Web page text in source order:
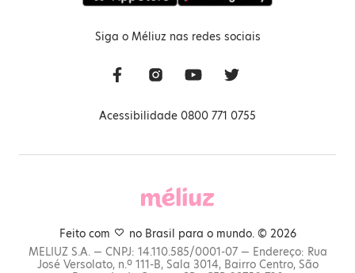
Siga o Méliuz nas redes sociais
Acessibilidade 0800 771 0755
Feito com
no Brasil para o mundo. © 2026
MELIUZ S.A. — CNPJ: 14.110.585/0001-07 — Endereço: Rua
José Versolato, n.º 111-B, Sala 3014, Bairro Centro, São